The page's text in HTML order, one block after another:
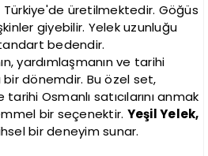
üretilmektedir. Göğüs
giyebilir. Yelek uzunluğu
bedendir.
yardımlaşmanın ve tarihi
bir dönemdir. Bu özel set,
Osmanlı satıcılarını anmak
bir seçenektir. Yeşil Yelek,
bir deneyim sunar.